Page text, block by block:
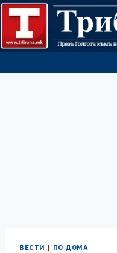
Skip
content
ВЕСТИ | ПО ДОМА